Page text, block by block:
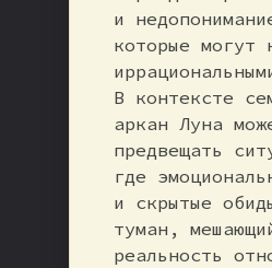
и
которые могут
В контексте
аркан Луна
предвещать
где
и скрытые
туман,
реальность